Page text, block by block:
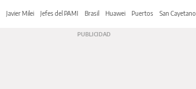
Javier Milei Jefes del PAMI Brasil Huawei Puertos San Cayetano